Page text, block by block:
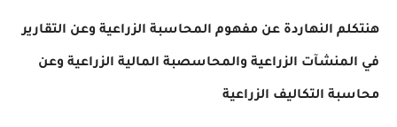
هنتكلم النهاردة عن مفهوم المحاسبة الزراعية وعن التقارير
في المنشآت الزراعية والمحاسصبة المالية الزراعية وعن
محاسبة التكاليف الزراعية